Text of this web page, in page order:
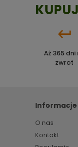
KUPUJ
Aż 365 dni
zwrot
Informacje
O nas
Kontakt